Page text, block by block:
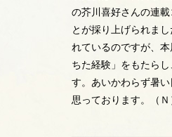
の芥川喜好さんの連
とが採り上げられま
れているのですが、
ちた経験」をもたら
す。あいかわらず暑
思っております。（Ｎ